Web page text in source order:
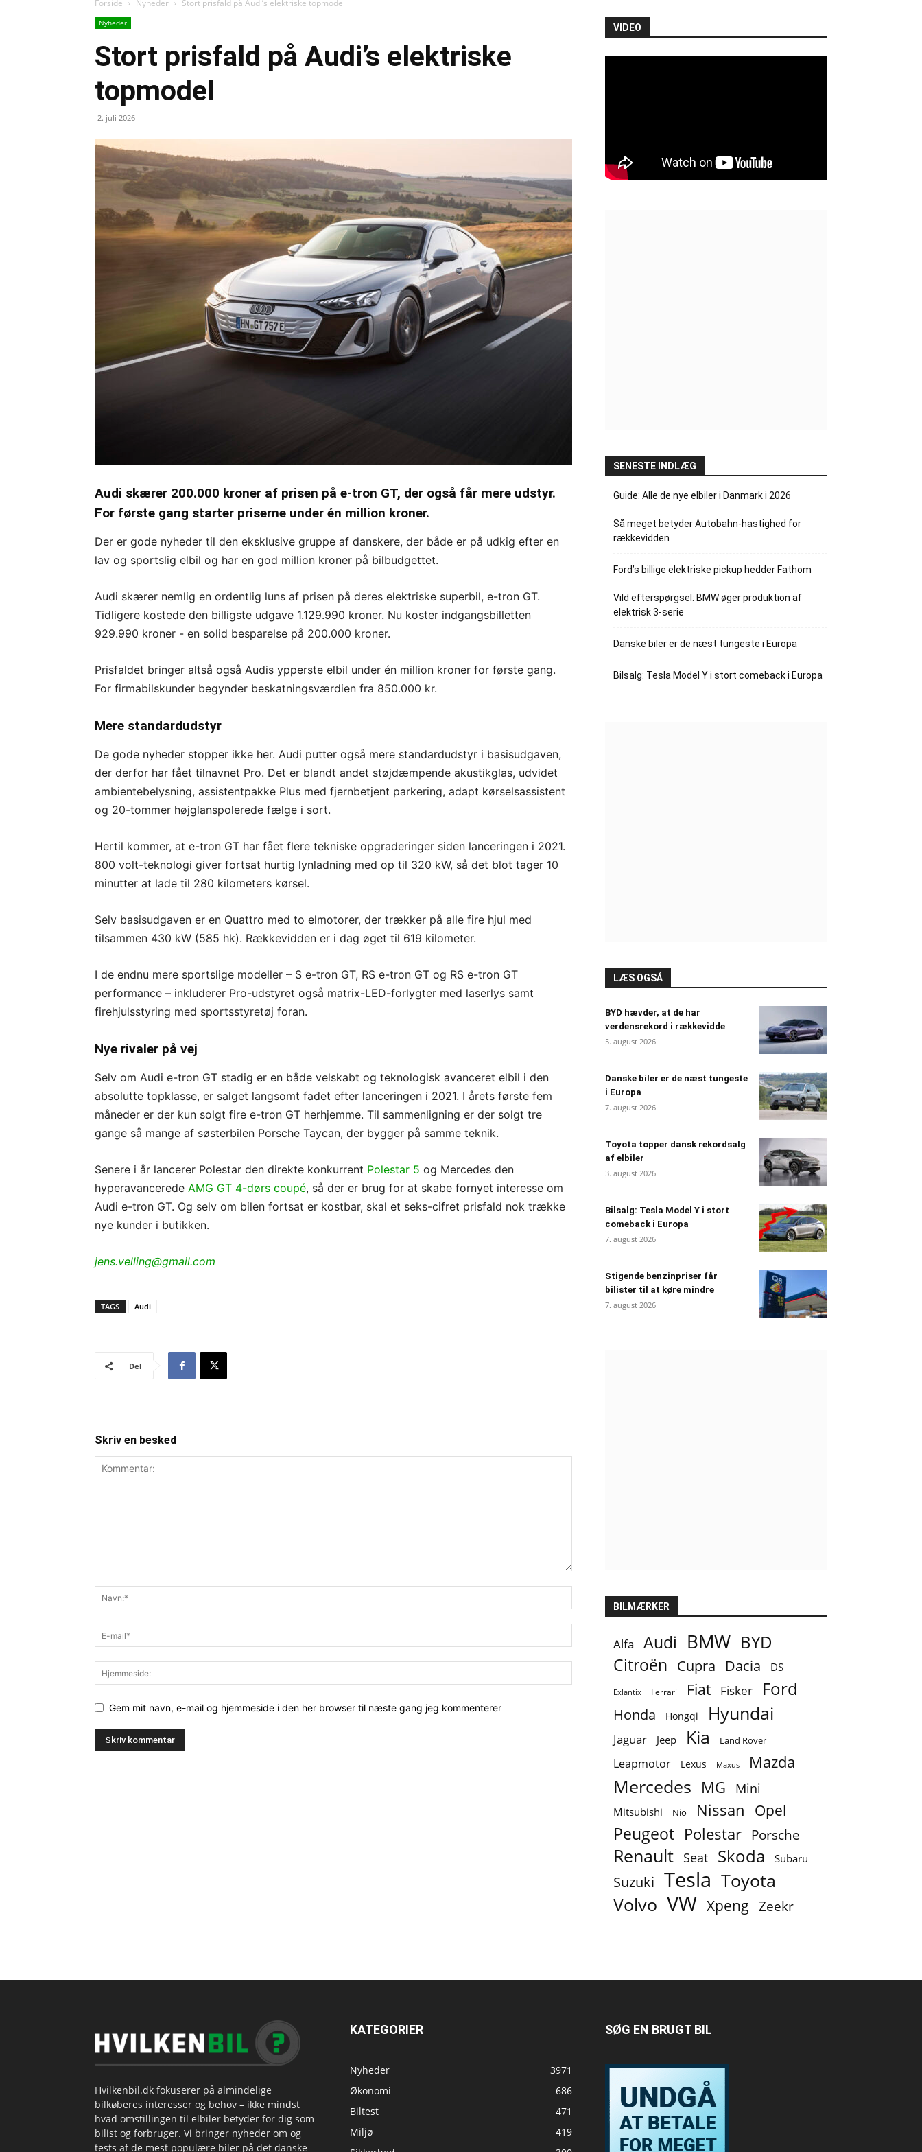
Forside Nyheder Stort prisfald på Audi’s elektriske topmodel
Nyheder
Stort prisfald på Audi’s elektriske
topmodel
2. juli 2026
Audi skærer 200.000 kroner af prisen på e-tron GT, der også får mere udstyr.
For første gang starter priserne under én million kroner.
Der er gode nyheder til den eksklusive gruppe af danskere, der både er på udkig efter en
lav og sportslig elbil og har en god million kroner på bilbudgettet.
Audi skærer nemlig en ordentlig luns af prisen på deres elektriske superbil, e-tron GT.
Tidligere kostede den billigste udgave 1.129.990 kroner. Nu koster indgangsbilletten
929.990 kroner - en solid besparelse på 200.000 kroner.
Prisfaldet bringer altså også Audis ypperste elbil under én million kroner for første gang.
For firmabilskunder begynder beskatningsværdien fra 850.000 kr.
Mere standardudstyr
De gode nyheder stopper ikke her. Audi putter også mere standardudstyr i basisudgaven,
der derfor har fået tilnavnet Pro. Det er blandt andet støjdæmpende akustikglas, udvidet
ambientebelysning, assistentpakke Plus med fjernbetjent parkering, adapt kørselsassistent
og 20-tommer højglanspolerede fælge i sort.
Hertil kommer, at e-tron GT har fået flere tekniske opgraderinger siden lanceringen i 2021.
800 volt-teknologi giver fortsat hurtig lynladning med op til 320 kW, så det blot tager 10
minutter at lade til 280 kilometers kørsel.
Selv basisudgaven er en Quattro med to elmotorer, der trækker på alle fire hjul med
tilsammen 430 kW (585 hk). Rækkevidden er i dag øget til 619 kilometer.
I de endnu mere sportslige modeller – S e-tron GT, RS e-tron GT og RS e-tron GT
performance – inkluderer Pro-udstyret også matrix-LED-forlygter med laserlys samt
firehjulsstyring med sportsstyretøj foran.
Nye rivaler på vej
Selv om Audi e-tron GT stadig er en både velskabt og teknologisk avanceret elbil i den
absolutte topklasse, er salget langsomt fadet efter lanceringen i 2021. I årets første fem
måneder er der kun solgt fire e-tron GT herhjemme. Til sammenligning er der solgt tre
gange så mange af søsterbilen Porsche Taycan, der bygger på samme teknik.
Senere i år lancerer Polestar den direkte konkurrent Polestar 5 og Mercedes den
hyperavancerede AMG GT 4-dørs coupé, så der er brug for at skabe fornyet interesse om
Audi e-tron GT. Og selv om bilen fortsat er kostbar, skal et seks-cifret prisfald nok trække
nye kunder i butikken.
jens.velling@gmail.com
TAGS Audi
Del
Skriv en besked
Gem mit navn, e-mail og hjemmeside i den her browser til næste gang jeg kommenterer
VIDEO
SENESTE INDLÆG
Guide: Alle de nye elbiler i Danmark i 2026
Så meget betyder Autobahn-hastighed for
rækkevidden
Ford’s billige elektriske pickup hedder Fathom
Vild efterspørgsel: BMW øger produktion af
elektrisk 3-serie
Danske biler er de næst tungeste i Europa
Bilsalg: Tesla Model Y i stort comeback i Europa
LÆS OGSÅ
BYD hævder, at de har
verdensrekord i rækkevidde
5. august 2026
Danske biler er de næst tungeste
i Europa
7. august 2026
Toyota topper dansk rekordsalg
af elbiler
3. august 2026
Bilsalg: Tesla Model Y i stort
comeback i Europa
7. august 2026
Stigende benzinpriser får
bilister til at køre mindre
7. august 2026
BILMÆRKER
Alfa Audi BMW BYD
Citroën Cupra Dacia DS
Exlantix Ferrari Fiat Fisker Ford
Honda Hongqi Hyundai
Jaguar Jeep Kia Land Rover
Leapmotor Lexus Maxus Mazda
Mercedes MG Mini
Mitsubishi Nio Nissan Opel
Peugeot Polestar Porsche
Renault Seat Skoda Subaru
Suzuki Tesla Toyota
Volvo VW Xpeng Zeekr
Hvilkenbil.dk fokuserer på almindelige
bilkøberes interesser og behov – ikke mindst
hvad omstillingen til elbiler betyder for dig som
bilist og forbruger. Vi bringer nyheder om og
tests af de mest populære biler på det danske
KATEGORIER
Nyheder
3971
Økonomi
686
Biltest
471
Miljø
419
SØG EN BRUGT BIL